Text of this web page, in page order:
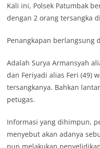
Kali ini, Polsek Patumbak
dengan 2 orang tersangka
Penangkapan berlangsung
Adalah Surya Armansyah
dan Feriyadi alias Feri (49)
tersangkanya. Bahkan
petugas.
Informasi yang dihimpun,
menyebut akan adanya